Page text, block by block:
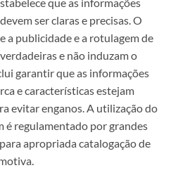
que as informações
ser claras e precisas. O
a publicidade e a rotulagem de
e não induzam o
garantir que as informações
e características estejam
evitar enganos. A utilização do
é regulamentado por grandes
apropriada catalogação de